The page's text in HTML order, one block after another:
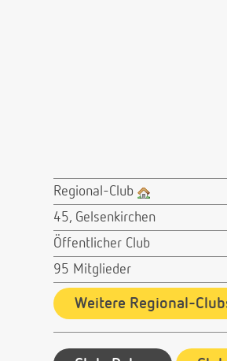
Regional-Club
45, Gelsenkirchen
Öffentlicher Club
95 Mitglieder
Weitere Regional-